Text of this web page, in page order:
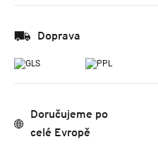
Doprava
Doručujeme po
celé Evropě